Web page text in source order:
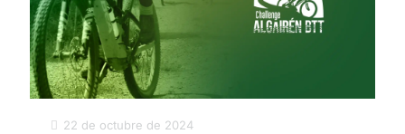
22 de octubre de 2024